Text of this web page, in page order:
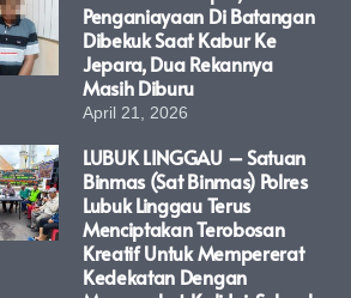
Penganiayaan Di Batangan
Dibekuk Saat Kabur Ke
Jepara, Dua Rekannya
Masih Diburu
April 21, 2026
LUBUK LINGGAU – Satuan
Binmas (Sat Binmas) Polres
Lubuk Linggau Terus
Menciptakan Terobosan
Kreatif Untuk Mempererat
Kedekatan Dengan